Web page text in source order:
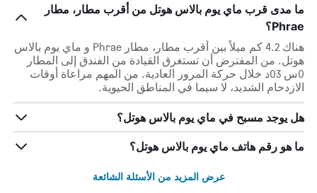
ما مدى قرب ماي يوم بالاس هوتل من أقرب مطار، مطار
Phrae؟
هناك 4.2 كم ميلاً بين أقرب مطار، مطار Phrae و ماي يوم بالاس
هوتل. من المفترض أن تستغرق القيادة من الفندق إلى المطار
0س 03د خلال حركة المرور العادية. من المهم مراعاة أوقات
الازدحام الشديد، لا سيما في المناطق الحيوية.
هل يوجد مسبح في ماي يوم بالاس هوتل؟
ما هو رقم هاتف ماي يوم بالاس هوتل؟
عرض المزيد من الأسئلة الشائعة